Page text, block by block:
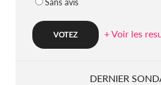
Sans avis
+ Voir les
DERNIER